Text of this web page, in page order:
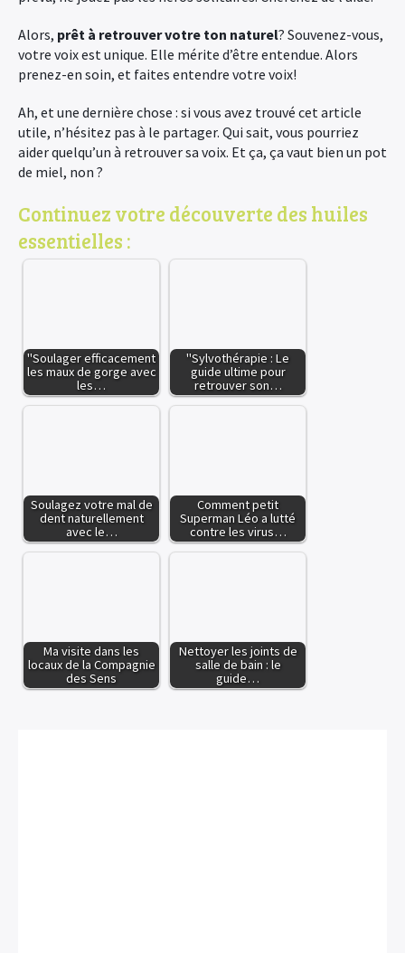
Alors, prêt à retrouver votre ton naturel? Souvenez-vous,
votre voix est unique. Elle mérite d’être entendue. Alors
prenez-en soin, et faites entendre votre voix!
Ah, et une dernière chose : si vous avez trouvé cet article
utile, n’hésitez pas à le partager. Qui sait, vous pourriez
aider quelqu’un à retrouver sa voix. Et ça, ça vaut bien un pot
de miel, non ?
Continuez votre découverte des huiles
essentielles :
"Soulager efficacement
les maux de gorge avec
les…
"Sylvothérapie : Le
guide ultime pour
retrouver son…
Soulagez votre mal de
dent naturellement
avec le…
Comment petit
Superman Léo a lutté
contre les virus…
Ma visite dans les
locaux de la Compagnie
des Sens
Nettoyer les joints de
salle de bain : le
guide…